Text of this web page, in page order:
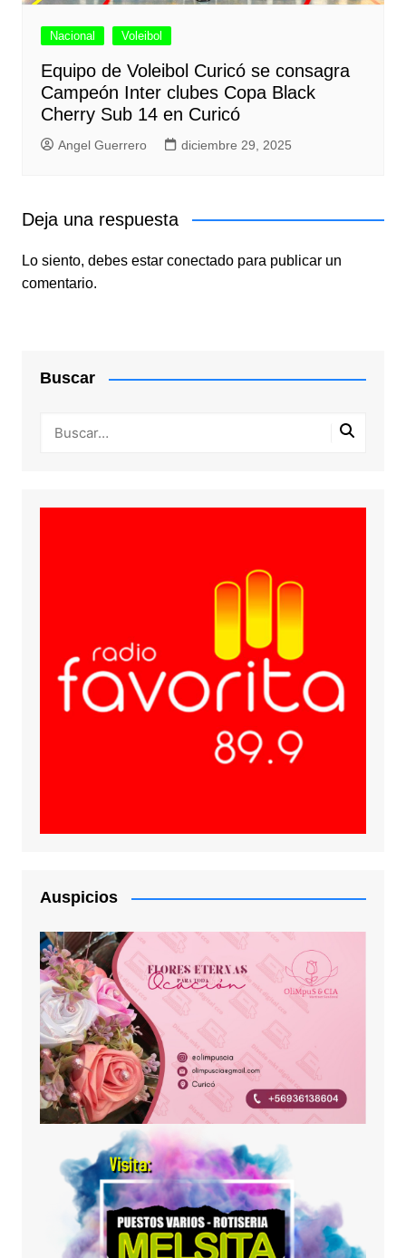
Nacional Voleibol
Equipo de Voleibol Curicó se consagra
Campeón Inter clubes Copa Black
Cherry Sub 14 en Curicó
Angel Guerrero diciembre 29, 2025
Deja una respuesta
Lo siento, debes estar conectadopara publicar un
comentario.
Buscar
Auspicios